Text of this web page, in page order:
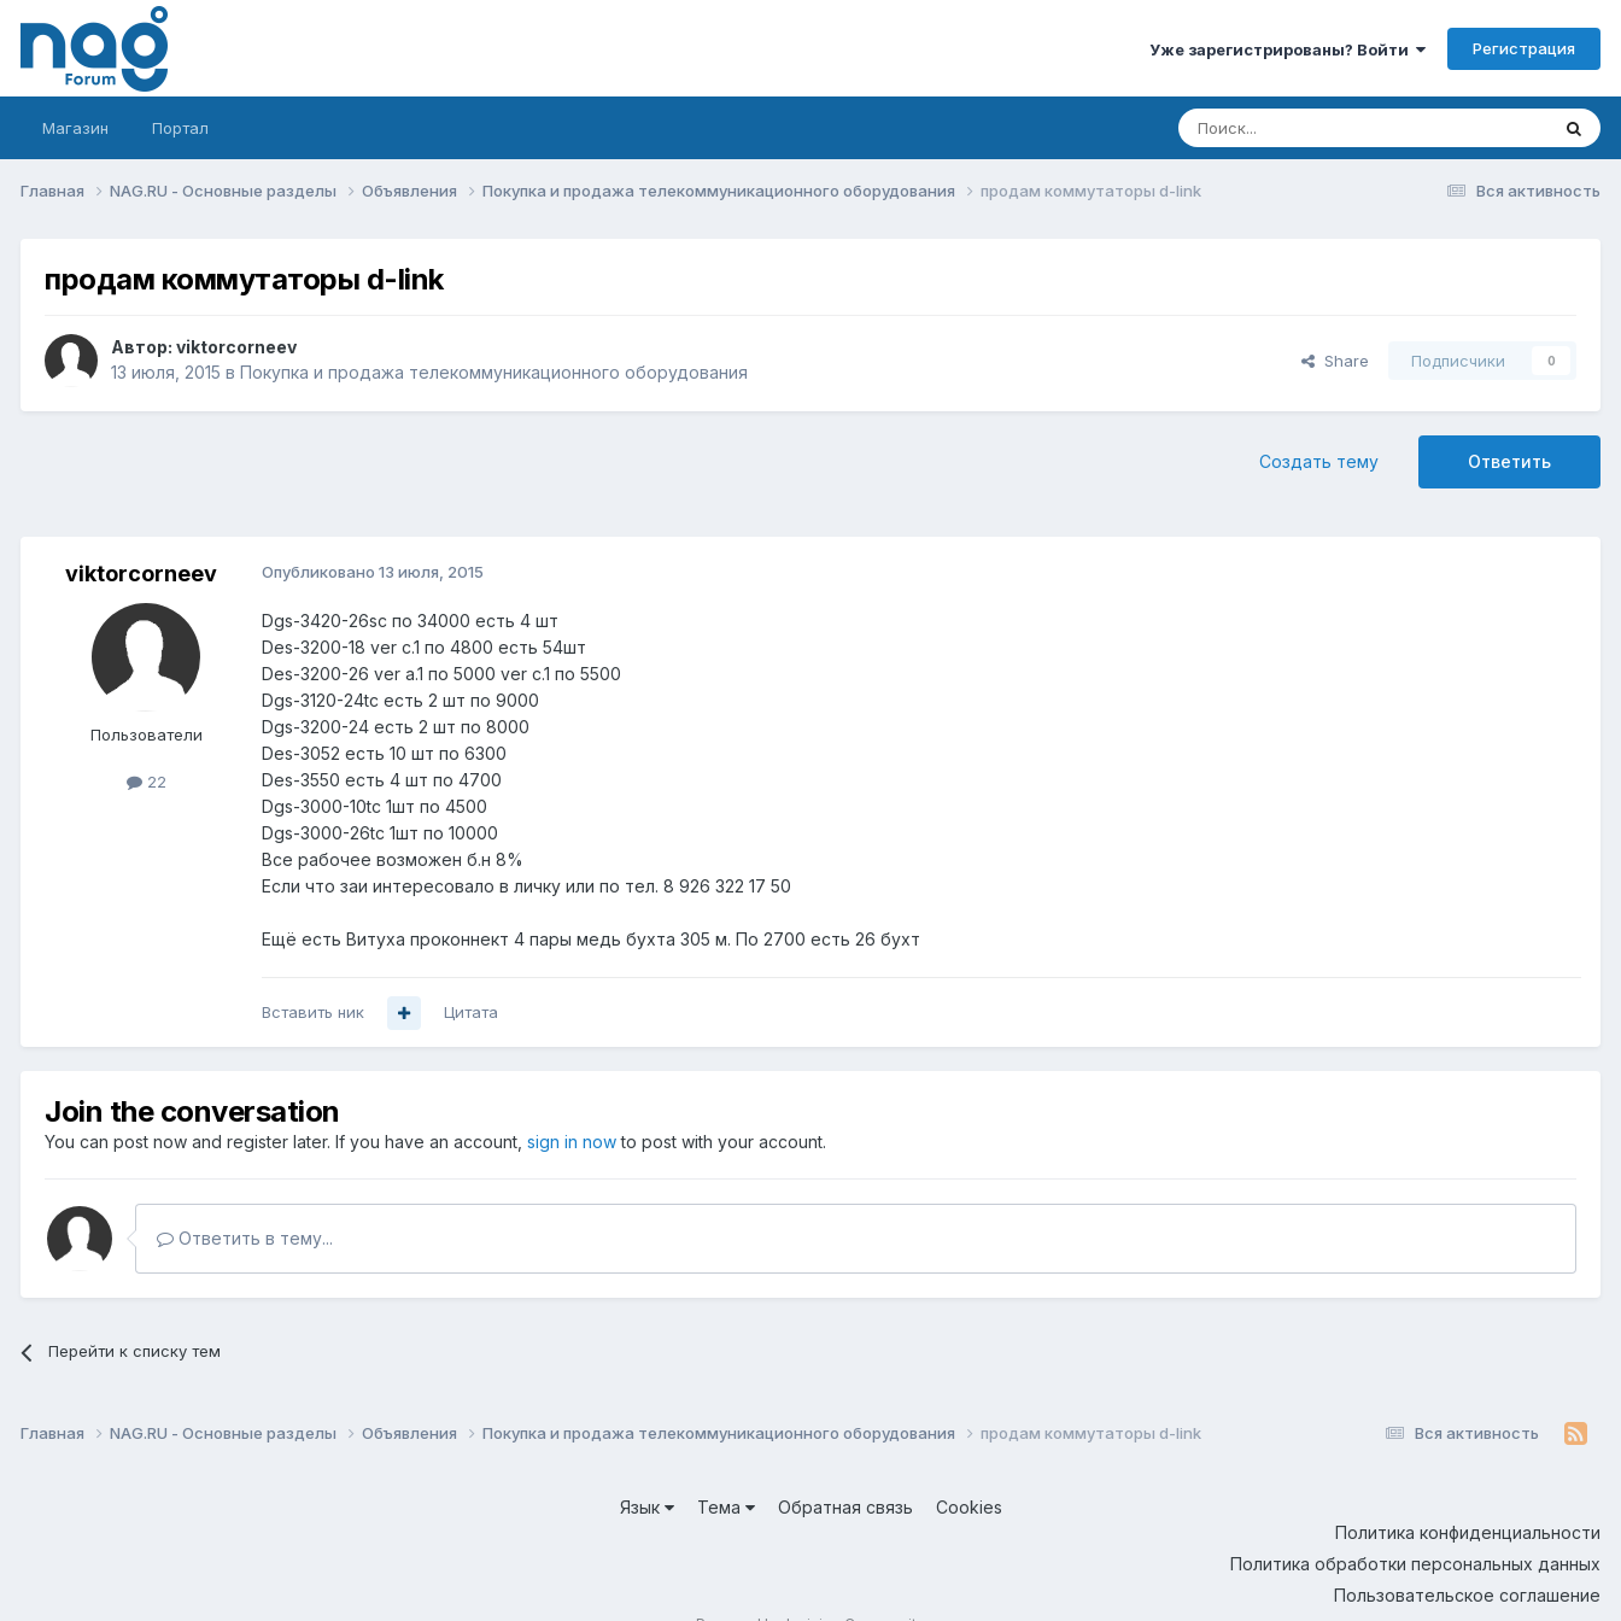
Уже зарегистрированы? Войти Регистрация
Магазин Портал
Вся активность
Главная NAG.RU - Основные разделы Объявления Покупка и продажа телекоммуникационного оборудования продам коммутаторы d-link
продам коммутаторы d-link
Автор: viktorcorneev
13 июля, 2015 в Покупка и продажа телекоммуникационного оборудования
Share Подписчики 0
Ответить
Создать тему
viktorcorneev
Пользователи
22
Опубликовано 13 июля, 2015
Dgs-3420-26sc по 34000 есть 4 шт
Des-3200-18 ver c.1 по 4800 есть 54шт
Des-3200-26 ver a.1 по 5000 ver c.1 по 5500
Dgs-3120-24tc есть 2 шт по 9000
Dgs-3200-24 есть 2 шт по 8000
Des-3052 есть 10 шт по 6300
Des-3550 есть 4 шт по 4700
Dgs-3000-10tc 1шт по 4500
Dgs-3000-26tc 1шт по 10000
Все рабочее возможен б.н 8%
Если что заи интересовало в личку или по тел. 8 926 322 17 50
Ещё есть Витуха проконнект 4 пары медь бухта 305 м. По 2700 есть 26 бухт
Вставить ник Цитата
Join the conversation
You can post now and register later. If you have an account, sign in nowto post with your account.
Ответить в тему...
Перейти к списку тем
Вся активность
Главная NAG.RU - Основные разделы Объявления Покупка и продажа телекоммуникационного оборудования продам коммутаторы d-link
Язык Тема Обратная связь
Cookies
Политика конфиденциальности
Политика обработки персональных данных
Пользовательское соглашение